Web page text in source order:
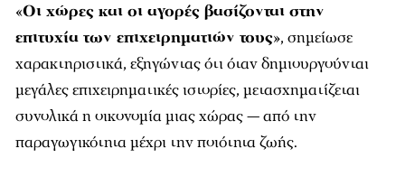
«Οι χώρες και οι αγορές βασίζονται στην
επιτυχία των επιχειρηματιών τους», σημείωσε
χαρακτηριστικά, εξηγώντας ότι όταν δημιουργούνται
μεγάλες επιχειρηματικές ιστορίες, μετασχηματίζεται
συνολικά η οικονομία μιας χώρας — από την
παραγωγικότητα μέχρι την ποιότητα ζωής.